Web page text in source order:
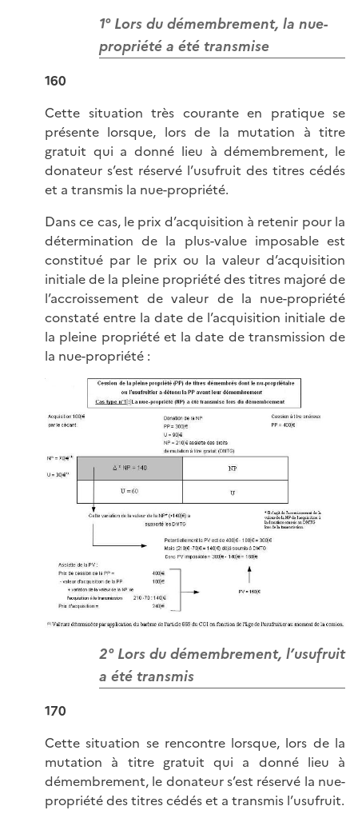
1° Lors du démembrement, la nue-
propriété a été transmise
160
Cette situation très courante en pratique se
présente lorsque, lors de la mutation à titre
gratuit qui a donné lieu à démembrement, le
donateur s’est réservé l’usufruit des titres cédés
et a transmis la nue-propriété.
Dans ce cas, le prix d’acquisition à retenir pour la
détermination de la plus-value imposable est
constitué par le prix ou la valeur d’acquisition
initiale de la pleine propriété des titres majoré de
l’accroissement de valeur de la nue-propriété
constaté entre la date de l’acquisition initiale de
la pleine propriété et la date de transmission de
la nue-propriété :
2° Lors du démembrement, l’usufruit
a été transmis
170
Cette situation se rencontre lorsque, lors de la
mutation à titre gratuit qui a donné lieu à
démembrement, le donateur s’est réservé la nue-
propriété des titres cédés et a transmis l’usufruit.